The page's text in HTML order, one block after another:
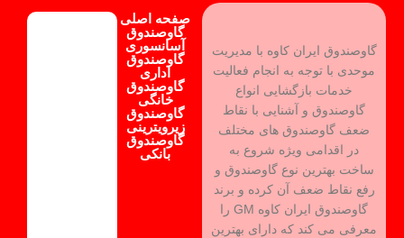
گاوصندوق ایران کاوه با مدیریت
موحدی با توجه به انجام فعالیت
خدمات بازگشایی انواع
گاوصندوق و آشنایی با نقاط
ضعف گاوصندوق های مختلف
در اقدامی ویژه شروع به
ساخت بهترین نوع گاوصندوق و
رفع نقاط ضعف آن کرده و برند
گاوصندوق ایران کاوه GM را
معرفی می کند که دارای بهترین
صفحه اصلی
گاوصندوق
آسانسوری
گاوصندوق
اداری
گاوصندوق
خانگی
گاوصندوق
زیرویترینی
گاوصندوق
بانکی